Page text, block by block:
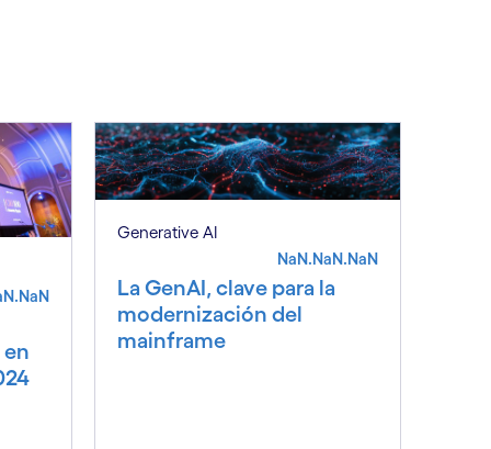
en
Generative AI
NaN.NaN.NaN
La GenAI, clave para la
modernización del
mainframe